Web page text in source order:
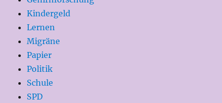
Kindergeld
Lernen
Migräne
Papier
Politik
Schule
SPD